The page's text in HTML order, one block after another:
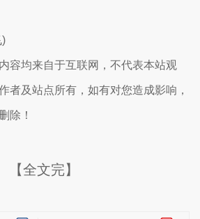
)
容均来自于互联网，不代表本站观
者及站点所有，如有对您造成影响，
除！
【全文完】